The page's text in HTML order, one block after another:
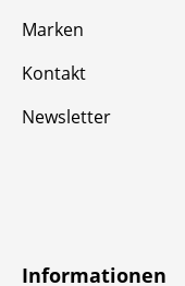
Marken
Kontakt
Newsletter
Informationen